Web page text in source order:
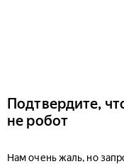
Подтвердите,
не робот
Нам очень жаль, но